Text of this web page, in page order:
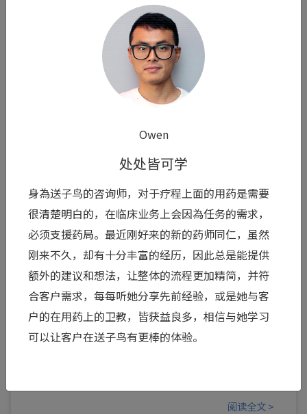
Bora
送子鸟官网3.0正式上线啰！
送子鸟官网全新升级！3.0版携手四大崭新专栏重
磅登场：「从鬼门关毕业」见证奇蹟重生；
「Stork Family」温馨收錄送子鸟宝宝，以及冻卵
阅读全文 >
Owen
处处皆可学
身為送子鸟的咨询师，对于疗程上面的用药是需要
很清楚明白的，在临床业务上会因為任务的需求，
必须支援药局。最近刚好来的新的药师同仁，虽然
刚来不久，却有十分丰富的经历，因此总是能提供
额外的建议和想法，让整体的流程更加精简，并符
合客户需求，每每听她分享先前经验，或是她与客
户的在用药上的卫教，皆获益良多，相信与她学习
可以让客户在送子鸟有更棒的体验。